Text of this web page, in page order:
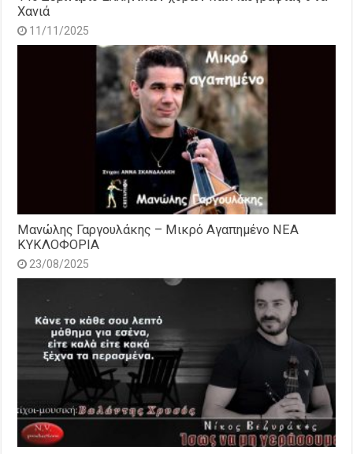
Χανιά
11/11/2025
Μανώλης Γαργουλάκης – Μικρό Αγαπημένο NEΑ
ΚΥΚΛΟΦΟΡΙΑ
23/08/2025